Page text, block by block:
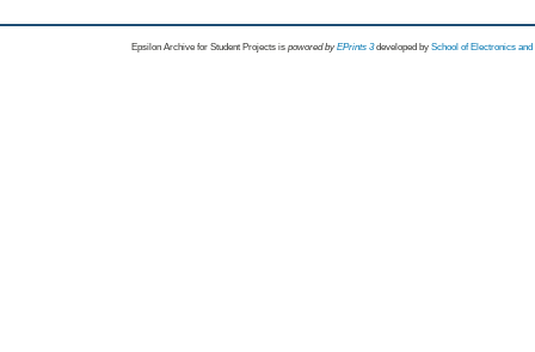
Epsilon Archive for Student Projects is powored byEPrints 3 developed by School of Electronics